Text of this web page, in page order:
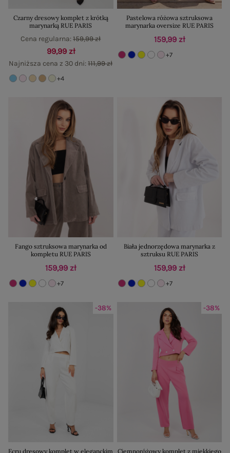
Czarny dresowy komplet z krótką
marynarką RUE PARIS
99,99 zł
Najniższa cena z 30 dni:111,99 zł
Cena regularna:159,99 zł
+4
Pastelowa różowa sztruksowa
marynarka oversize RUE PARIS
159,99 zł
+7
Fango sztruksowa marynarka od
kompletu RUE PARIS
159,99 zł
+7
Biała jednorzędowa marynarka z
sztruksu RUE PARIS
159,99 zł
+7
-38%
Ecru dresowy komplet w eleganckim
-38%
Ciemnoróżowy komplet z miękkiego